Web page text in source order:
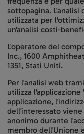
sottopagina.
utilizzata per
un'analisi costi-
L'operatore del
Inc., 1600
1351, Stati Uniti.
Per l'analisi web
utilizza
applicazione,
dell'interessato
anonimo durante
membro dell'Unione